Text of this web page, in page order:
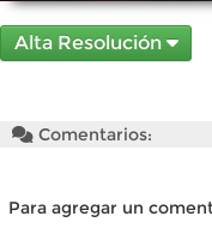
Alta Resolución
Comentarios:
Para agregar un